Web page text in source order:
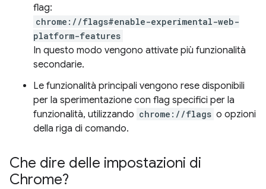
flag:
chrome://flags#enable-experimental-web-
platform-features
In questo modo vengono attivate più funzionalità
secondarie.
Le funzionalità principali vengono rese disponibili
per la sperimentazione con flag specifici per la
funzionalità, utilizzando chrome://flags o opzioni
della riga di comando.
Che dire delle impostazioni di
Chrome?